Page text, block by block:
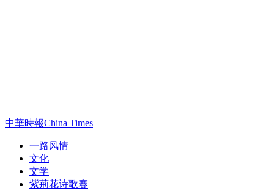
中華時報China Times
一路风情
文化
文学
紫荊花诗歌赛